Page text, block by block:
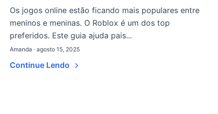
Os jogos online estão ficando mais populares entre
meninos e meninas. O Roblox é um dos top
preferidos. Este guia ajuda pais...
Amanda · agosto 15, 2025
Continue Lendo